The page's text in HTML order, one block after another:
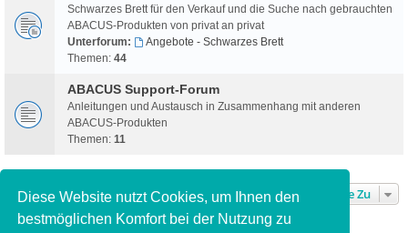
Diese Website nutzt Cookies, um Ihnen den
bestmöglichen Komfort bei der Nutzung zu
Schwarzes Brett für den Verkauf und die Suche nach gebrauchten
ABACUS-Produkten von privat an privat
Unterforum:
Angebote - Schwarzes Brett
Themen: 44
ABACUS Support-Forum
Anleitungen und Austausch in Zusammenhang mit anderen
ABACUS-Produkten
Themen: 11
Gehe Zu